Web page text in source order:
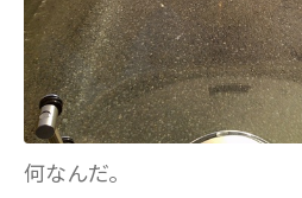
何なんだ。